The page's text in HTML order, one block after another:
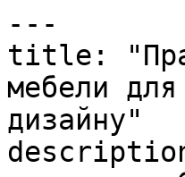
---
title:
мебели
дизайну"